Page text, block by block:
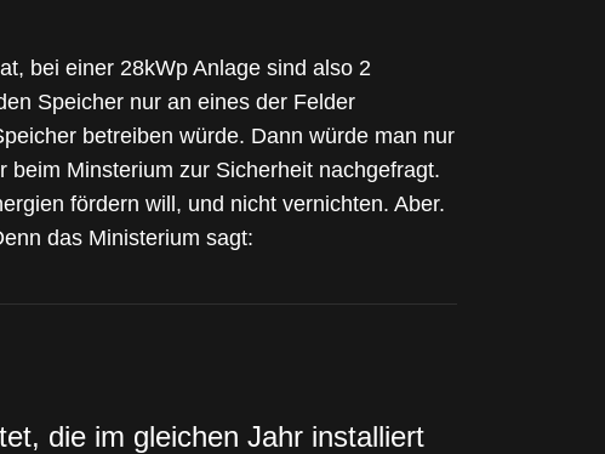
bei einer 28kWp Anlage sind also 2
Speicher nur an eines der Felder
betreiben würde. Dann würde man nur
Minsterium zur Sicherheit nachgefragt.
fördern will, und nicht vernichten. Aber.
das Ministerium sagt:
die im gleichen Jahr installiert